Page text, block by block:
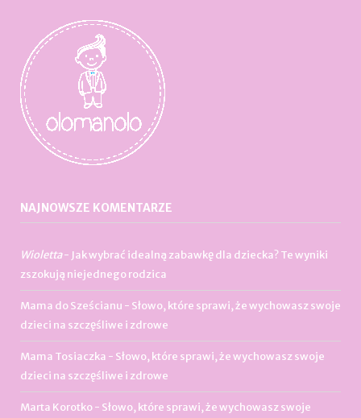
NAJNOWSZE KOMENTARZE
Wioletta- Jak wybrać idealną zabawkę dla dziecka? Te wyniki
zszokują niejednego rodzica
Mama do Sześcianu - Słowo, które sprawi, że wychowasz swoje
dzieci na szczęśliwe i zdrowe
Mama Tosiaczka - Słowo, które sprawi, że wychowasz swoje
dzieci na szczęśliwe i zdrowe
Marta Korotko- Słowo, które sprawi, że wychowasz swoje